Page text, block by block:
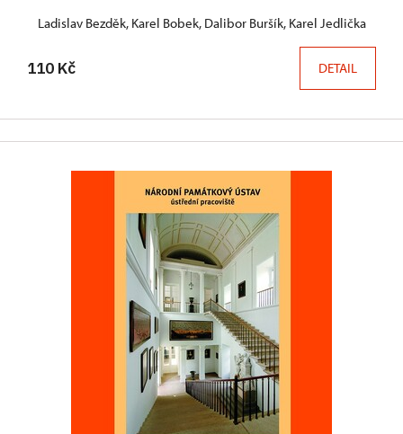
Ladislav Bezděk, Karel Bobek, Dalibor Buršík, Karel Jedlička
110 Kč DETAIL